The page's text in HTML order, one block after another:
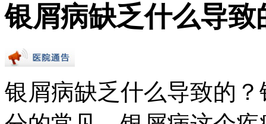
银屑病缺乏什么导致
银屑病缺乏什么导致的